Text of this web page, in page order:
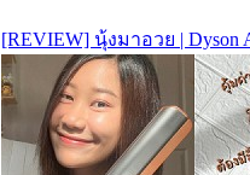
[REVIEW] นุ้งมาอวย |